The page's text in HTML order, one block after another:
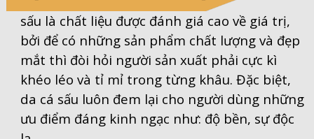
sấu là chất liệu được đánh giá cao về giá trị,
bởi để có những sản phẩm chất lượng và đẹp
mắt thì đòi hỏi người sản xuất phải cực kì
khéo léo và tỉ mỉ trong từng khâu. Đặc biệt,
da cá sấu luôn đem lại cho người dùng những
ưu điểm đáng kinh ngạc như: độ bền, sự độc